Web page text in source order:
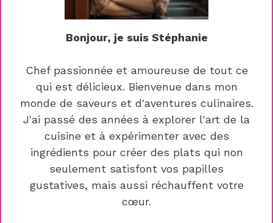
Bonjour, je suis Stéphanie
Chef passionnée et amoureuse de tout ce
qui est délicieux. Bienvenue dans mon
monde de saveurs et d'aventures culinaires.
J'ai passé des années à explorer l'art de la
cuisine et à expérimenter avec des
ingrédients pour créer des plats qui non
seulement satisfont vos papilles
gustatives, mais aussi réchauffent votre
cœur.